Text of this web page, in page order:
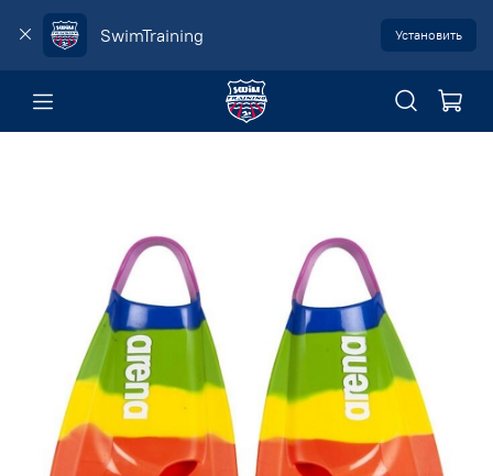
SwimTraining Установить